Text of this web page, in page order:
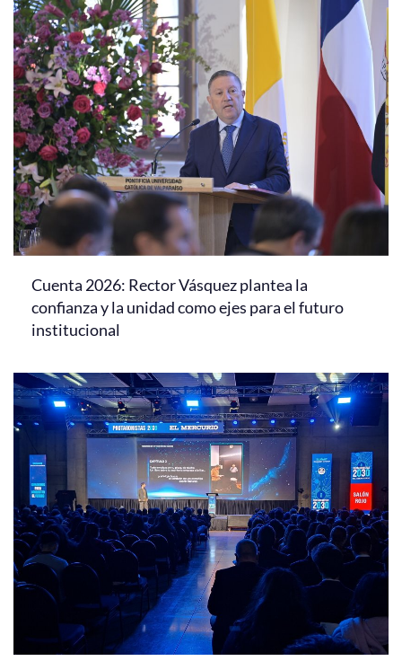
Cuenta 2026: Rector Vásquez plantea la
confianza y la unidad como ejes para el futuro
institucional